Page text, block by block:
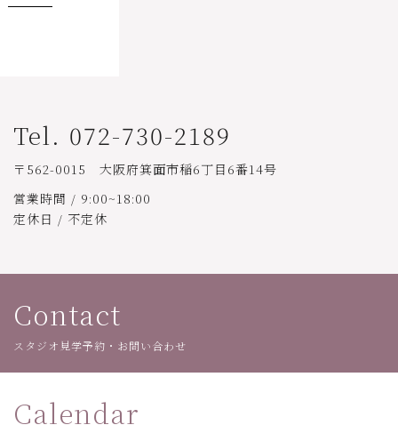
Tel. 072-730-2189
〒562-0015 大阪府箕面市稲6丁目6番14号
営業時間 / 9:00~18:00
定休日 / 不定休
Contact
スタジオ見学予約・お問い合わせ
Calendar